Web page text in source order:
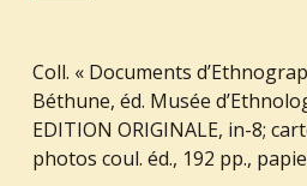
Coll. « Documents
Béthune, éd. Musée
EDITION ORIGINALE, in-8;
photos coul. éd., 192 pp.,